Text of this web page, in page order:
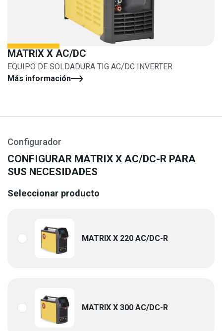
MATRIX X AC/DC
EQUIPO DE SOLDADURA TIG AC/DC INVERTER
Más información
Configurador
CONFIGURAR MATRIX X AC/DC-R PARA
SUS NECESIDADES
Seleccionar producto
MATRIX X 220 AC/DC-R
MATRIX X 300 AC/DC-R